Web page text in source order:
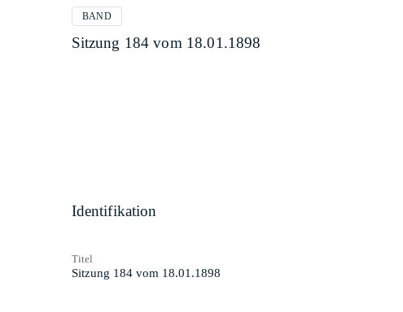
BAND
Sitzung 184 vom 18.01.1898
Identifikation
Titel
Sitzung 184 vom 18.01.1898